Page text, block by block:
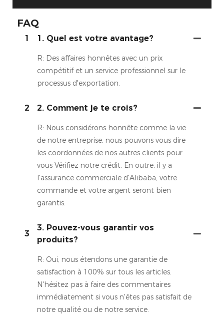
FAQ
1 1. Quel est votre avantage?
R: Des affaires honnêtes avec un prix
compétitif et un service professionnel sur le
processus d'exportation.
2 2. Comment je te crois?
R: Nous considérons honnête comme la vie
de notre entreprise, nous pouvons vous dire
les coordonnées de nos autres clients pour
vous Vérifiez notre crédit. En outre, il y a
l'assurance commerciale d'Alibaba, votre
commande et votre argent seront bien
garantis.
3
3. Pouvez-vous garantir vos
produits?
R: Oui, nous étendons une garantie de
satisfaction à 100% sur tous les articles.
N'hésitez pas à faire des commentaires
immédiatement si vous n'êtes pas satisfait de
notre qualité ou de notre service.